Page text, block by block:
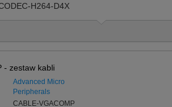
H264-D4X
- zestaw kabli
Advanced Micro
Peripherals
CABLE-VGACOMP